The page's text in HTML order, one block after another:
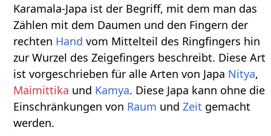
Karamala-Japa ist der Begriff, mit dem man das
Zählen mit dem Daumen und den Fingern der
rechten Hand vom Mittelteil des Ringfingers hin
zur Wurzel des Zeigefingers beschreibt. Diese Art
ist vorgeschrieben für alle Arten von Japa Nitya,
Maimittika und Kamya. Diese Japa kann ohne die
Einschränkungen von Raum undZeit gemacht
werden.